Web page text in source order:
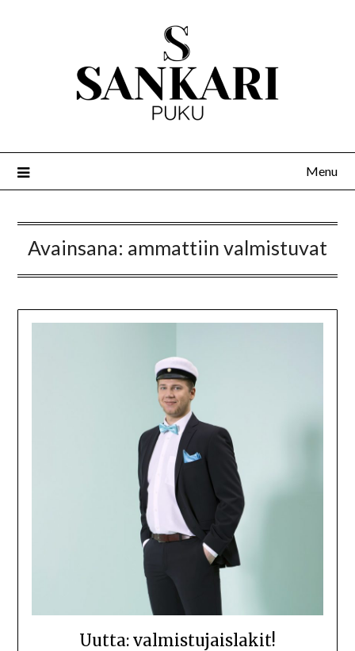
Menu
Avainsana: ammattiin valmistuvat
Uutta: valmistujaislakit!